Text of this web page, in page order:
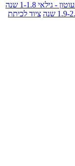
- גילאי 1-1.8 שנה
ציוד לכיתת